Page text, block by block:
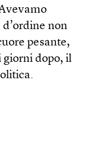
non
pesante,
giorni dopo, il